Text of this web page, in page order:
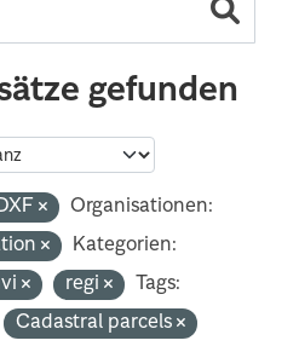
gefunden
Organisationen:
Kategorien:
regi
Tags:
Cadastral parcels